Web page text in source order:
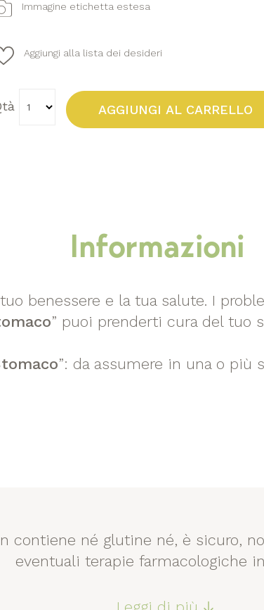
Immagine etichetta estesa
Aggiungi alla lista dei desideri
AGGIUNGI AL CARRELLO
Informazioni
benessere e la tua salute. I
” puoi prenderti cura del tuo
”: da assumere in una o più
contiene né glutine né, è sicuro,
eventuali terapie farmacologiche
Leggi di più